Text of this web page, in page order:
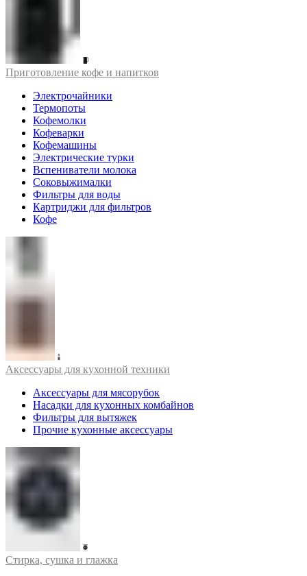
Приготовление кофе и напитков
Электрочайники
Термопоты
Кофемолки
Кофеварки
Кофемашины
Электрические турки
Вспениватели молока
Соковыжималки
Фильтры для воды
Картриджи для фильтров
Кофе
Аксессуары для кухонной техники
Аксессуары для мясорубок
Насадки для кухонных комбайнов
Фильтры для вытяжек
Прочие кухонные аксессуары
Стирка, сушка и глажка